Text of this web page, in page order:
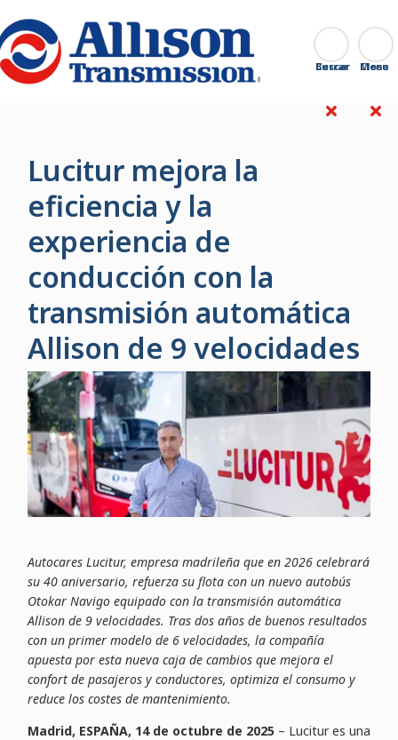
Go Home Buscar
Cerrar
Lucitur mejora la
eficiencia y la
experiencia de
conducción con la
transmisión automática
Allison de 9 velocidades
Autocares Lucitur, empresa madrileña que en 2026 celebrará
su 40 aniversario, refuerza su flota con un nuevo autobús
Otokar Navigo equipado con la transmisión automática
Allison de 9 velocidades. Tras dos años de buenos resultados
con un primer modelo de 6 velocidades, la compañía
apuesta por esta nueva caja de cambios que mejora el
confort de pasajeros y conductores, optimiza el consumo y
reduce los costes de mantenimiento.
Madrid, ESPAÑA, 14 de octubre de 2025 – Lucitur es una